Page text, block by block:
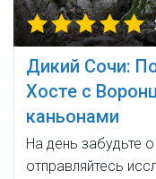
Дикий Сочи:
Хосте с
каньонами
На день забудьте
отправляйтесь